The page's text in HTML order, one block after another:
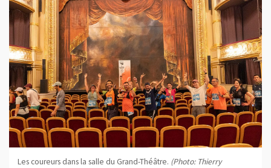
Les coureurs dans la salle du Grand-Théâtre. (Photo: Thierry